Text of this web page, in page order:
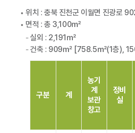
위치 : 충북 진천군 이월면 진광로
면적 : 총 3,100㎡
실외 : 2,191㎡
건축 : 909㎡ [758.5㎡(1층),
구분 계
농기
계
보관
창고
정비
실